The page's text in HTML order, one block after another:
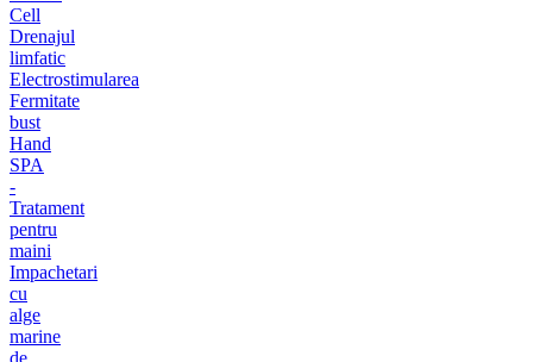
Cell
Drenajul
limfatic
Electrostimularea
Fermitate
bust
Hand
SPA
-
Tratament
pentru
maini
Impachetari
cu
alge
marine